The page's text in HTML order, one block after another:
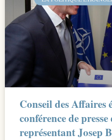
Conseil des Affaires
conférence de
représentant Josep